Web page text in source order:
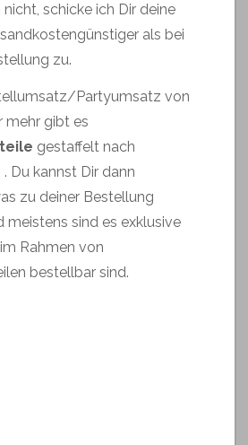
schicke ich Dir deine
als bei
zu.
Partyumsatz von
mehr gibt es
gestaffelt nach
Du kannst Dir dann
zu deiner Bestellung
meistens sind es exklusive
Rahmen von
bestellbar sind.